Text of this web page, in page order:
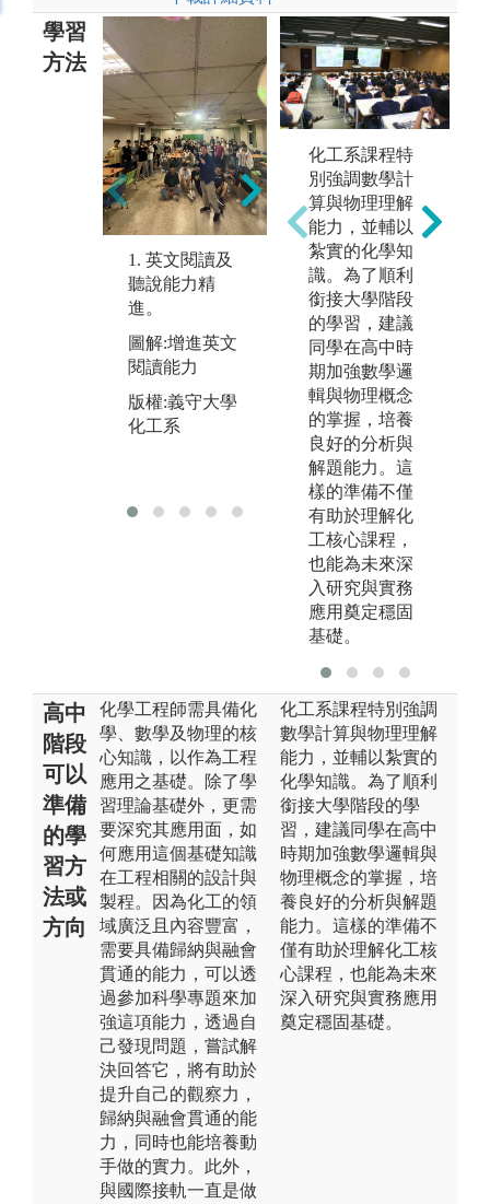
學習
方法
1. 英文閱讀及
聽說能力精
進。
圖解:增進英文
閱讀能力
版權:義守大學
化工系
2. 需培養基本
數學及物理觀
念，以應用於
工程理論之學
習。
圖解:培養基本
數學及物理觀
念
版權:義守大學
化工系
化工系課程特
別強調數學計
算與物理理解
能力，並輔以
紮實的化學知
識。為了順利
銜接大學階段
的學習，建議
同學在高中時
期加強數學邏
輯與物理概念
的掌握，培養
良好的分析與
解題能力。這
樣的準備不僅
有助於理解化
工核心課程，
也能為未來深
入研究與實務
應用奠定穩固
基礎。
高中
階段
可以
準備
的學
習方
法或
方向
化學工程師需具備化
學、數學及物理的核
心知識，以作為工程
應用之基礎。除了學
習理論基礎外，更需
要深究其應用面，如
何應用這個基礎知識
在工程相關的設計與
製程。因為化工的領
域廣泛且內容豐富，
需要具備歸納與融會
貫通的能力，可以透
過參加科學專題來加
強這項能力，透過自
己發現問題，嘗試解
決回答它，將有助於
提升自己的觀察力，
歸納與融會貫通的能
力，同時也能培養動
手做的實力。此外，
與國際接軌一直是做
化工系課程特別強調
數學計算與物理理解
能力，並輔以紮實的
化學知識。為了順利
銜接大學階段的學
習，建議同學在高中
時期加強數學邏輯與
物理概念的掌握，培
養良好的分析與解題
能力。這樣的準備不
僅有助於理解化工核
心課程，也能為未來
深入研究與實務應用
奠定穩固基礎。